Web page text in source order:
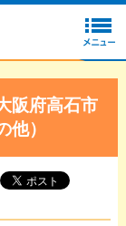
阪府高石市
）